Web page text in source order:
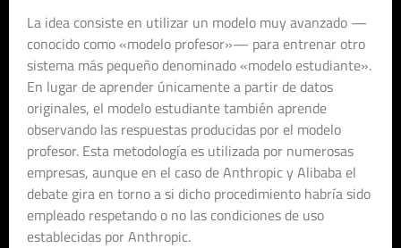
La idea consiste en utilizar un modelo muy avanzado —
conocido como «modelo profesor»— para entrenar otro
sistema más pequeño denominado «modelo estudiante».
En lugar de aprender únicamente a partir de datos
originales, el modelo estudiante también aprende
observando las respuestas producidas por el modelo
profesor. Esta metodología es utilizada por numerosas
empresas, aunque en el caso de Anthropic y Alibaba el
debate gira en torno a si dicho procedimiento habría sido
empleado respetando o no las condiciones de uso
establecidas por Anthropic.